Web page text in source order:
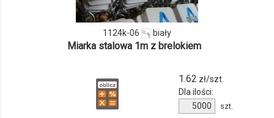
produktu
1124k-
06
1124k-06 biały
Miarka stalowa 1m z brelokiem
1.62 zł/szt.
Dla ilości:
Ilość
szt.